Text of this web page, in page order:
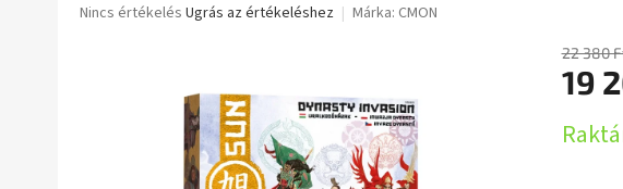
A
Nincs értékelés Ugrás az értékeléshez Márka: CMON
22 380
19